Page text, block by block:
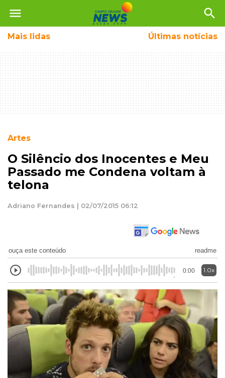
menu search
Mais lidas Últimas notícias
Artes
O Silêncio dos Inocentes e Meu
Passado me Condena voltam à
telona
Adriano Fernandes | 02/07/2015 06:12
ouça este conteúdo readme
0:00 1.0x